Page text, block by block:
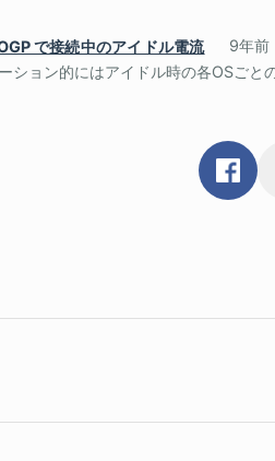
で接続中のアイドル電流
9年前
ション的にはアイドル時の各OSごと